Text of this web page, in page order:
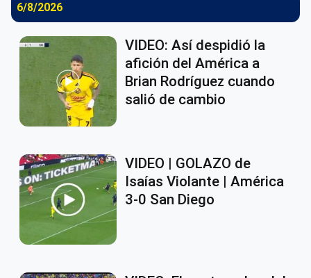
6/8/2026
VIDEO: Así despidió la
afición del América a
Brian Rodríguez cuando
salió de cambio
VIDEO | GOLAZO de
Isaías Violante | América
3-0 San Diego